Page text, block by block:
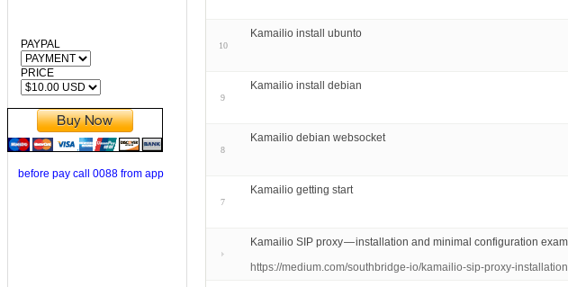
PAYPAL
PRICE
before pay call 0088 from app
10
Kamailio install ubunto
9
Kamailio install debian
8
Kamailio debian websocket
7
Kamailio getting start
Kamailio SIP proxy — installation and minimal configuration
https://medium.com/southbridge-io/kamailio-sip-proxy-